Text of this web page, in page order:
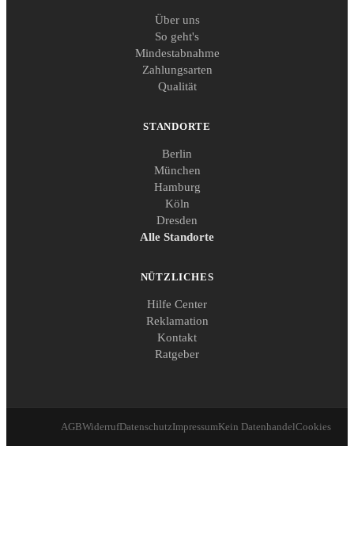
Über uns
So geht's
Mindestabnahme
Zahlungsarten
Qualität
STANDORTE
Berlin
München
Hamburg
Köln
Dresden
Alle Standorte
NÜTZLICHES
Hilfe Center
Reklamation
Kontakt
Ratgeber
AGBWiderrufDatenschutzImpressumKein DatenhandelCookies